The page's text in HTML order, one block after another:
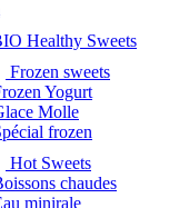
Healthy Sweets
Frozen sweets
Yogurt
Molle
frozen
Hot Sweets
chaudes
minirale